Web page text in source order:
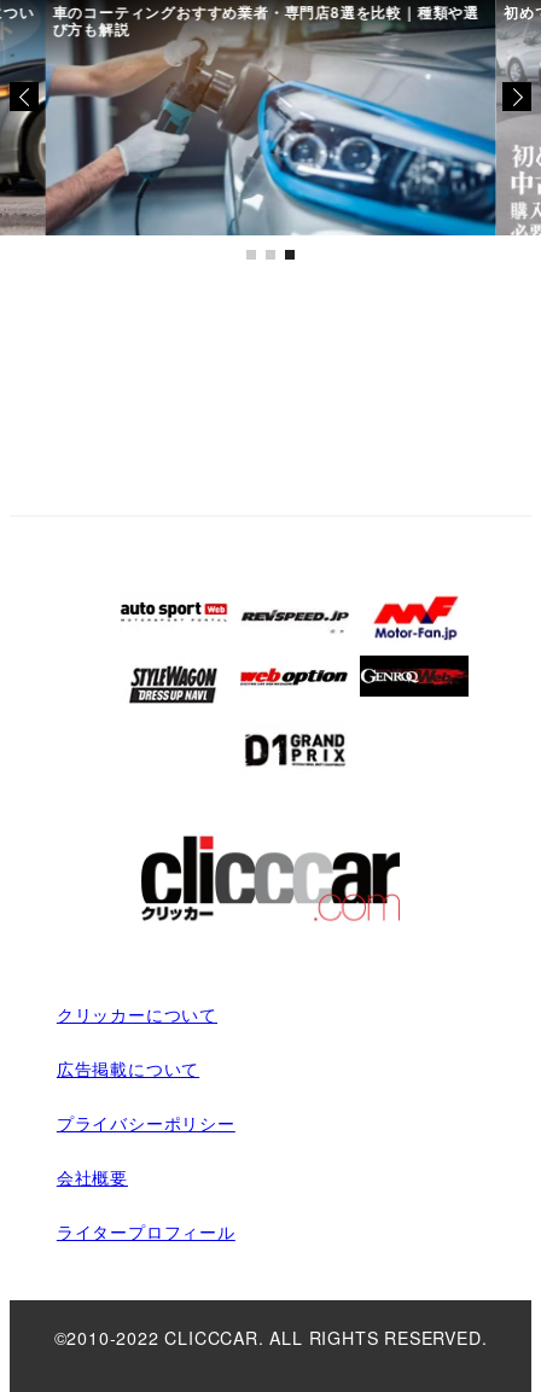
い 車のコーティングおすすめ業者・専門店8選を比較｜種類や選
び方も解説
初め
クリッカーについて
広告掲載について
プライバシーポリシー
会社概要
ライタープロフィール
©2010-2022 CLICCCAR. ALL RIGHTS RESERVED.